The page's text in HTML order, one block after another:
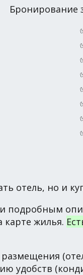
Бронирование
отель, но и
подробным
карте жилья.
удобств